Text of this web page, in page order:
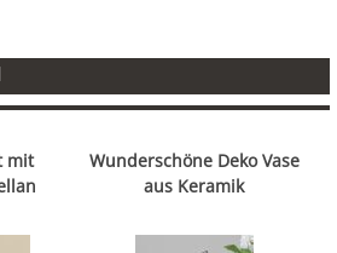
mit
Wunderschöne Deko Vase
aus Keramik